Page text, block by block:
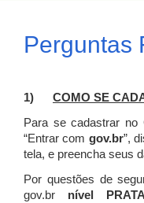
Perguntas
1) COMO SE
Para se cadastrar no
“Entrar com gov.br”,
tela, e preencha seus
Por questões de
gov.br nível